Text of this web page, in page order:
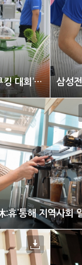
삼성전자, 청년을 응원하는 ‘제 2회 삼성 스마트 쿠킹 대회’ 개최